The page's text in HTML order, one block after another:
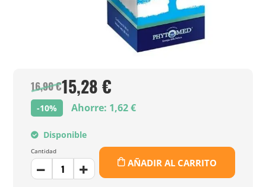
16,90 €15,28 €
-10% Ahorre: 1,62 €
Disponible
Cantidad
AÑADIR AL CARRITO